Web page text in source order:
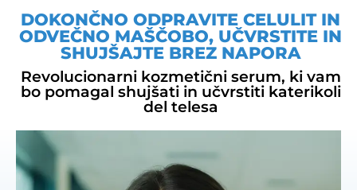
DOKONČNO ODPRAVITE CELULIT IN
ODVEČNO MAŠČOBO, UČVRSTITE IN
SHUJŠAJTE BREZ NAPORA
Revolucionarni kozmetični serum, ki vam
bo pomagal shujšati in učvrstiti katerikoli
del telesa